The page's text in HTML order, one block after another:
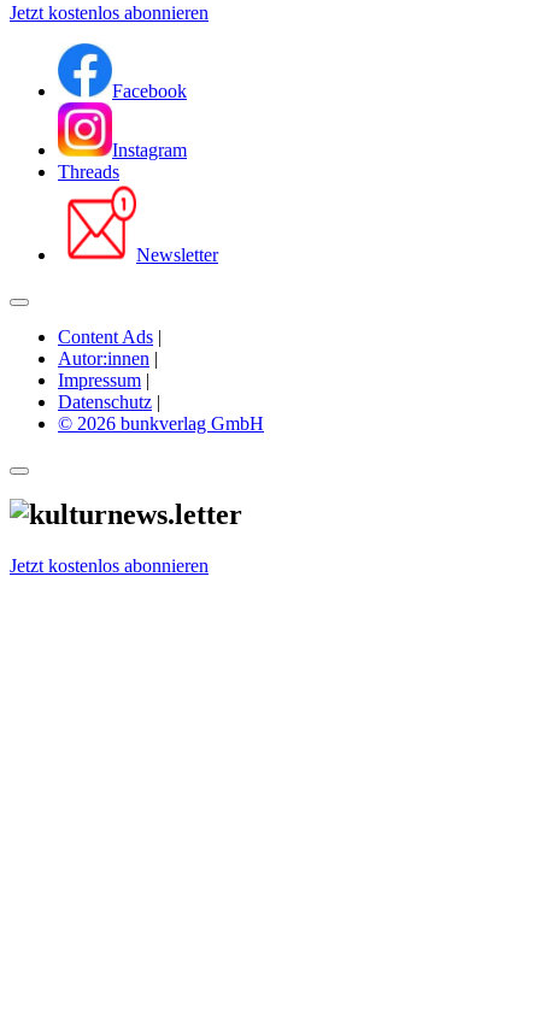
Jetzt kostenlos abonnieren
Facebook
Instagram
Threads
Newsletter
Content Ads |
Autor:innen |
Impressum |
Datenschutz |
© 2026 bunkverlag GmbH
Jetzt kostenlos abonnieren